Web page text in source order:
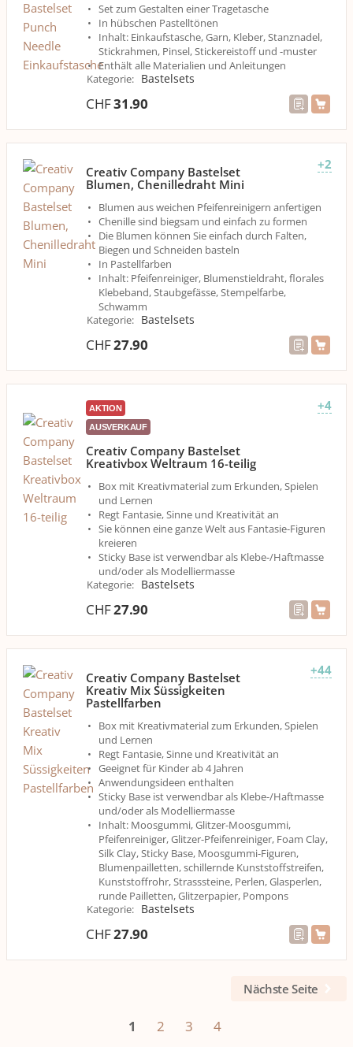
Set zum Gestalten einer Tragetasche
In hübschen Pastelltönen
Inhalt: Einkaufstasche, Garn, Kleber, Stanznadel,
Stickrahmen, Pinsel, Stickereistoff und -muster
Enthält alle Materialien und Anleitungen
Kategorie: Bastelsets
CHF31.90
+2
Creativ Company Bastelset
Blumen, Chenilledraht Mini
Blumen aus weichen Pfeifenreinigern anfertigen
Chenille sind biegsam und einfach zu formen
Die Blumen können Sie einfach durch Falten,
Biegen und Schneiden basteln
In Pastellfarben
Inhalt: Pfeifenreiniger, Blumenstieldraht, florales
Klebeband, Staubgefässe, Stempelfarbe,
Schwamm
Kategorie: Bastelsets
CHF27.90
+4
AKTION
AUSVERKAUF
Creativ Company Bastelset
Kreativbox Weltraum 16-teilig
Box mit Kreativmaterial zum Erkunden, Spielen
und Lernen
Regt Fantasie, Sinne und Kreativität an
Sie können eine ganze Welt aus Fantasie-Figuren
kreieren
Sticky Base ist verwendbar als Klebe-/Haftmasse
und/oder als Modelliermasse
Kategorie: Bastelsets
CHF27.90
+44
Creativ Company Bastelset
Kreativ Mix Süssigkeiten
Pastellfarben
Box mit Kreativmaterial zum Erkunden, Spielen
und Lernen
Regt Fantasie, Sinne und Kreativität an
Geeignet für Kinder ab 4 Jahren
Anwendungsideen enthalten
Sticky Base ist verwendbar als Klebe-/Haftmasse
und/oder als Modelliermasse
Inhalt: Moosgummi, Glitzer-Moosgummi,
Pfeifenreiniger, Glitzer-Pfeifenreiniger, Foam Clay,
Silk Clay, Sticky Base, Moosgummi-Figuren,
Blumenpailletten, schillernde Kunststoffstreifen,
Kunststoffrohr, Strasssteine, Perlen, Glasperlen,
runde Pailletten, Glitzerpapier, Pompons
Kategorie: Bastelsets
CHF27.90
1 2 3 4
Nächste Seite